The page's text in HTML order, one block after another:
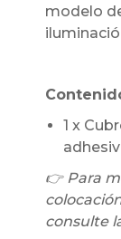
modelo
1 x
👉 Para
consulte